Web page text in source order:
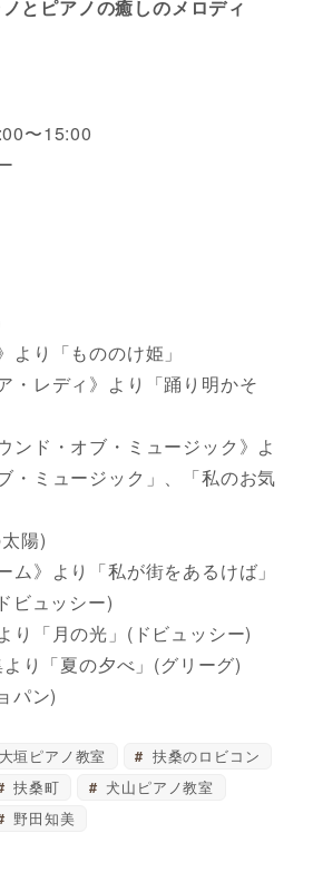
とピアノの癒しのメロディ
〜15:00
より「もののけ姫」
・レディ》より「踊り明かそ
ンド・オブ・ミュージック》よ
・ミュージック」、「私のお気
陽)
ム》より「私が街をあるけば」
ビュッシー)
り「月の光」(ドビュッシー)
り「夏の夕べ」(グリーグ)
パン)
大垣ピアノ教室
扶桑のロビコン
扶桑町
犬山ピアノ教室
野田知美